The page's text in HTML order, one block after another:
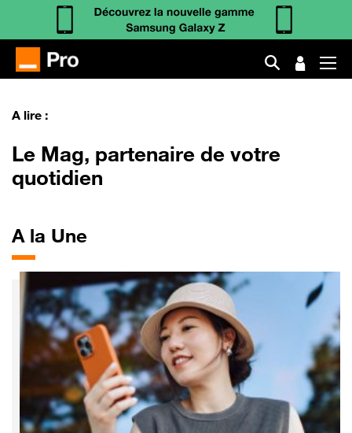
A lire :
Le Mag, partenaire de votre
quotidien
A la Une